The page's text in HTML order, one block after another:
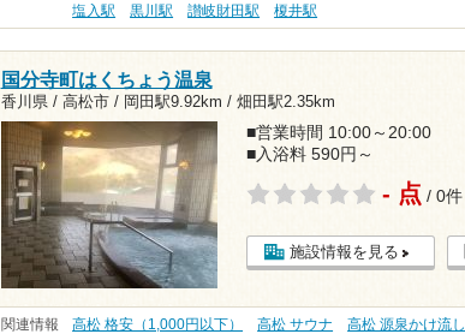
塩入駅
黒川駅 讃岐財田駅 榎井駅
国分寺町はくちょう温泉
香川県 / 高松市 / 岡田駅9.92km / 畑田駅2.35km
■営業時間 10:00～20:00
■入浴料 590円～
- 点 / 0件
施設情報を見る
関連情報 高松 格安（1,000円以下） 高松 サウナ 高松 源泉かけ流し